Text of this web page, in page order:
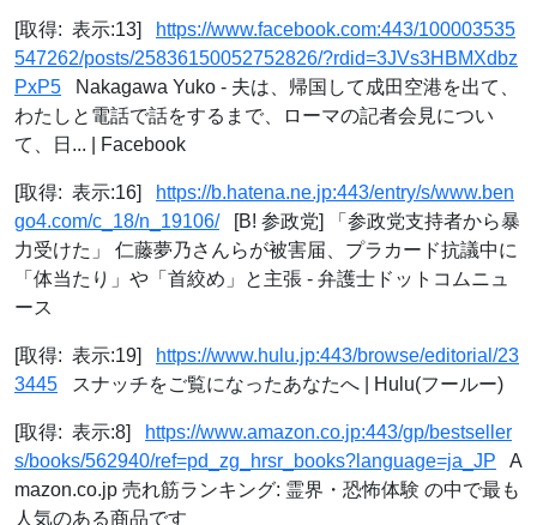
[取得: 表示:13]
https://www.facebook.com:443/100003535
547262/posts/25836150052752826/?rdid=3JVs3HBMXdbz
PxP5 Nakagawa Yuko - 夫は、帰国して成田空港を出て、
わたしと電話で話をするまで、ローマの記者会見につい
て、日... | Facebook
[取得: 表示:16]
https://b.hatena.ne.jp:443/entry/s/www.ben
go4.com/c_18/n_19106/[B! 参政党] 「参政党支持者から暴
力受けた」 仁藤夢乃さんらが被害届、プラカード抗議中に
「体当たり」や「首絞め」と主張 - 弁護士ドットコムニュ
ース
[取得: 表示:19]
https://www.hulu.jp:443/browse/editorial/23
3445 スナッチをご覧になったあなたへ | Hulu(フールー)
[取得: 表示:8]
https://www.amazon.co.jp:443/gp/bestseller
s/books/562940/ref=pd_zg_hrsr_books?language=ja_JP A
mazon.co.jp 売れ筋ランキング: 霊界・恐怖体験 の中で最も
人気のある商品です